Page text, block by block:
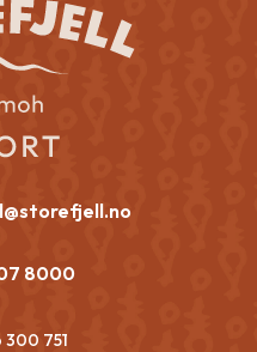
8000
300 751